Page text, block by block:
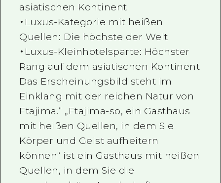
asiatischen Kontinent
・Luxus-Kategorie mit heißen
Quellen: Die höchste der Welt
・Luxus-Kleinhotelsparte: Höchster
Rang auf dem asiatischen Kontinent
Das Erscheinungsbild steht im
Einklang mit der reichen Natur von
Etajima.“ „Etajima-so, ein Gasthaus
mit heißen Quellen, in dem Sie
Körper und Geist aufheitern
können“ ist ein Gasthaus mit heißen
Quellen, in dem Sie die